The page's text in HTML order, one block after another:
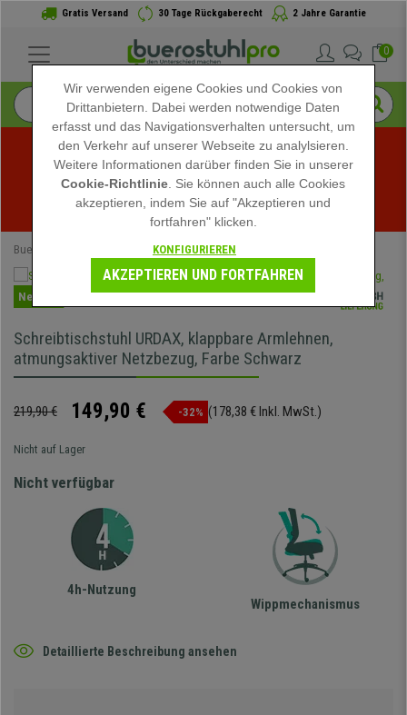
Gratis Versand 30 Tage Rückgaberecht 2 Jahre Garantie
0
Sommerschlussverkauf bei buerostuhlpro! Exklusive
Rabatte für kurze Zeit - Aktion ansehen -
Buerostuhlpro Ergonomische Bürostühle
Neuheit
Schreibtischstuhl URDAX, klappbare Armlehnen,
atmungsaktiver Netzbezug, Farbe Schwarz
219,90 € 149,90 € -32% (178,38 € Inkl. MwSt.)
Nicht auf Lager
Nicht verfügbar
4h-Nutzung
Wippmechanismus
Detaillierte Beschreibung ansehen
Wir verwenden eigene Cookies und Cookies von
Drittanbietern. Dabei werden notwendige Daten
erfasst und das Navigationsverhalten untersucht, um
den Verkehr auf unserer Webseite zu analylsieren.
Weitere Informationen darüber finden Sie in unserer
Cookie-Richtlinie . Sie können auch alle Cookies
akzeptieren, indem Sie auf "Akzeptieren und
fortfahren" klicken.
KONFIGURIEREN
AKZEPTIEREN UND FORTFAHREN